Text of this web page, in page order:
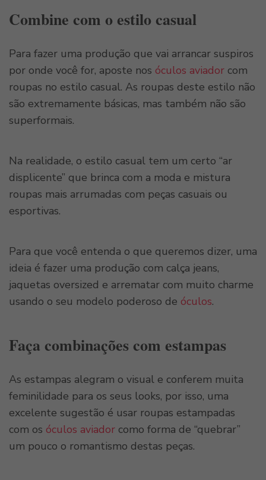
Combine com o estilo casual
Para fazer uma produção que vai arrancar suspiros
por onde você for, aposte nos óculos aviador com
roupas no estilo casual. As roupas deste estilo não
são extremamente básicas, mas também não são
superformais.
Na realidade, o estilo casual tem um certo “ar
displicente” que brinca com a moda e mistura
roupas mais arrumadas com peças casuais ou
esportivas.
Para que você entenda o que queremos dizer, uma
ideia é fazer uma produção com calça jeans,
jaquetas oversized e arrematar com muito charme
usando o seu modelo poderoso de óculos.
Faça combinações com estampas
As estampas alegram o visual e conferem muita
feminilidade para os seus looks, por isso, uma
excelente sugestão é usar roupas estampadas
com os óculos aviador como forma de “quebrar”
um pouco o romantismo destas peças.